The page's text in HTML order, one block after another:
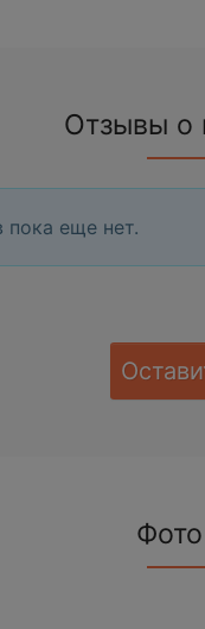
Отзывы о
еще нет.